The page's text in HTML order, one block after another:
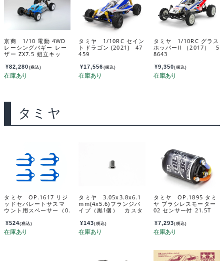
京商 1/10 電動 4WD
レーシングバギー レー
ザー ZX7.5 組立キッ
¥82,280 (税込)
タミヤ 1/10RC セイン
トドラゴン (2021) 47
459
¥17,556 (税込)
タミヤ 1/10RC グラス
ホッパーII （2017） 5
8643
¥9,350(税込)
タミヤ
タミヤ OP.1617 リジ
ッドセパレートサスマ
ウント用スペーサー（0.
¥524(税込)
タミヤ 3.05x3.8x6.1
mm(4x5.6)フランジパ
イプ（黒1個） カスタ
3585060-020
¥143(税込)
タミヤ OP.1895 タミ
ヤ ブラシレスモーター
02 センサー付 21.5T
¥7,293(税込)